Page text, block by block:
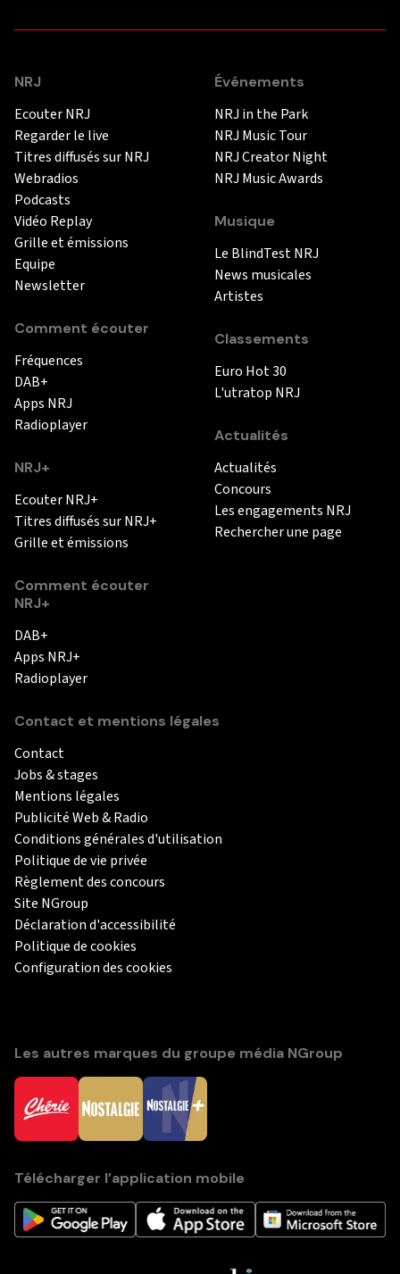
NRJ
Ecouter NRJ
Regarder le live
Titres diffusés sur NRJ
Webradios
Podcasts
Vidéo Replay
Grille et émissions
Equipe
Newsletter
Comment écouter
Fréquences
DAB+
Apps NRJ
Radioplayer
NRJ+
Ecouter NRJ+
Titres diffusés sur NRJ+
Grille et émissions
Comment écouter
NRJ+
DAB+
Apps NRJ+
Radioplayer
Événements
NRJ in the Park
NRJ Music Tour
NRJ Creator Night
NRJ Music Awards
Musique
Le BlindTest NRJ
News musicales
Artistes
Classements
Euro Hot 30
L'utratop NRJ
Actualités
Actualités
Concours
Les engagements NRJ
Rechercher une page
Contact et mentions légales
Contact
Jobs & stages
Mentions légales
Publicité Web & Radio
Conditions générales d'utilisation
Politique de vie privée
Règlement des concours
Site NGroup
Déclaration d'accessibilité
Politique de cookies
Configuration des cookies
Les autres marques du groupe média NGroup
Télécharger l’application mobile